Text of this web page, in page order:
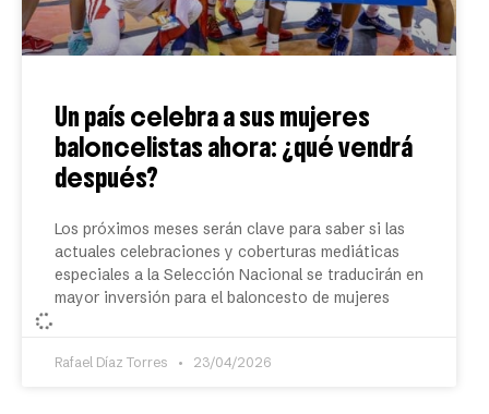
Un país celebra a sus mujeres
baloncelistas ahora: ¿qué vendrá
después?
Los próximos meses serán clave para saber si las
actuales celebraciones y coberturas mediáticas
especiales a la Selección Nacional se traducirán en
mayor inversión para el baloncesto de mujeres
Rafael Díaz Torres 23/04/2026